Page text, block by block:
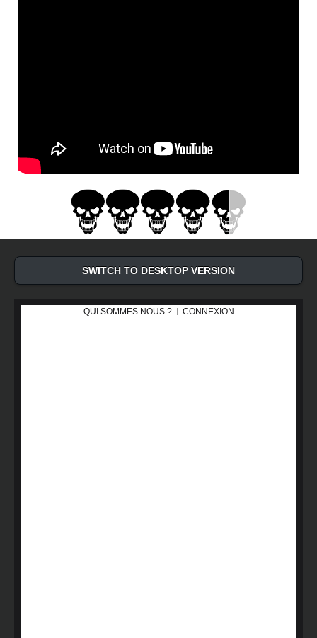
SWITCH TO DESKTOP VERSION
QUI SOMMES NOUS ? CONNEXION